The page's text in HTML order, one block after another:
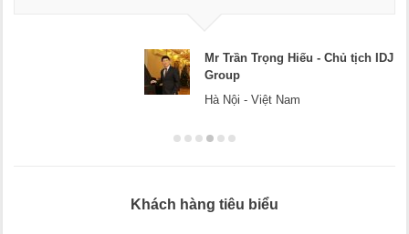
Mr Dương - CEO Dương Cafe
Hà Nội
Khách hàng tiêu biểu